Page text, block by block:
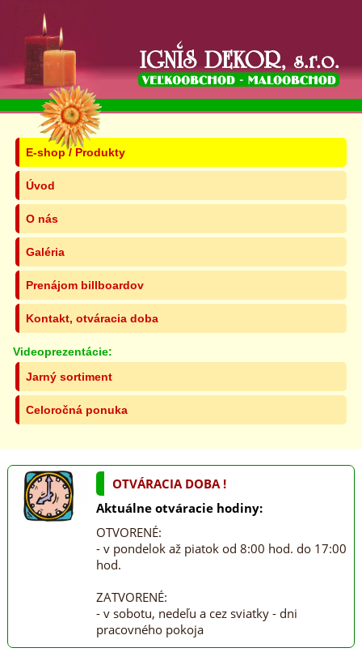
E-shop / Produkty
Úvod
O nás
Galéria
Prenájom billboardov
Kontakt, otváracia doba
Videoprezentácie:
Jarný sortiment
Celoročná ponuka
OTVÁRACIA DOBA !
Aktuálne otváracie hodiny:
OTVORENÉ:
- v pondelok až piatok od 8:00 hod. do 17:00
hod.
ZATVORENÉ:
- v sobotu, nedeľu a cez sviatky - dni
pracovného pokoja